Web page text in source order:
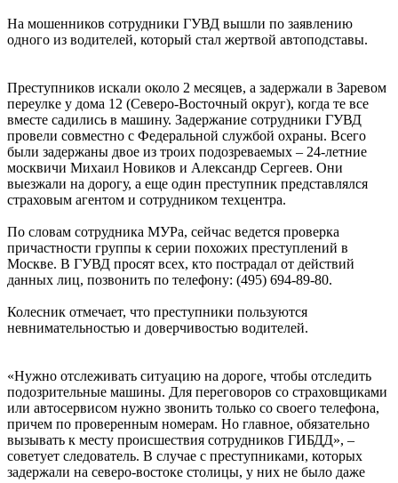
На мошенников сотрудники ГУВД вышли по заявлению
одного из водителей, который стал жертвой автоподставы.
Преступников искали около 2 месяцев, а задержали в Заревом
переулке у дома 12 (Северо-Восточный округ), когда те все
вместе садились в машину. Задержание сотрудники ГУВД
провели совместно с Федеральной службой охраны. Всего
были задержаны двое из троих подозреваемых – 24-летние
москвичи Михаил Новиков и Александр Сергеев. Они
выезжали на дорогу, а еще один преступник представлялся
страховым агентом и сотрудником техцентра.
По словам сотрудника МУРа, сейчас ведется проверка
причастности группы к серии похожих преступлений в
Москве. В ГУВД просят всех, кто пострадал от действий
данных лиц, позвонить по телефону: (495) 694-89-80.
Колесник отмечает, что преступники пользуются
невнимательностью и доверчивостью водителей.
«Нужно отслеживать ситуацию на дороге, чтобы отследить
подозрительные машины. Для переговоров со страховщиками
или автосервисом нужно звонить только со своего телефона,
причем по проверенным номерам. Но главное, обязательно
вызывать к месту происшествия сотрудников ГИБДД», –
советует следователь. В случае с преступниками, которых
задержали на северо-востоке столицы, у них не было даже